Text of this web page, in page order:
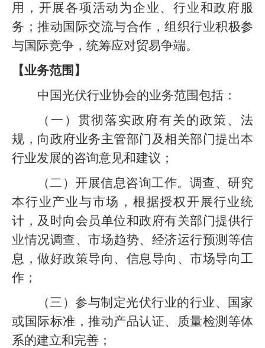
用，开展各项活动为企业、行业和政府服
务；推动国际交流与合作，组织行业积极参
与国际竞争，统筹应对贸易争端。
【业务范围】
中国光伏行业协会的业务范围包括：
（一）贯彻落实政府有关的政策、法
规，向政府业务主管部门及相关部门提出本
行业发展的咨询意见和建议；
（二）开展信息咨询工作。调查、研究
本行业产业与市场，根据授权开展行业统
计，及时向会员单位和政府有关部门提供行
业情况调查、市场趋势、经济运行预测等信
息，做好政策导向、信息导向、市场导向工
作；
（三）参与制定光伏行业的行业、国家
或国际标准，推动产品认证、质量检测等体
系的建立和完善；